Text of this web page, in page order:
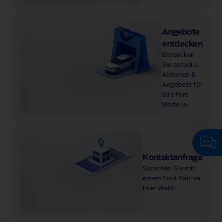
Angebote
entdecken
Entdecken
Sie aktuelle
Aktionen &
Angebote für
alle Ford
Modelle.
Kontaktanfrage
Sprechen Sie mit
einem Ford Partner
Ihrer Wahl.